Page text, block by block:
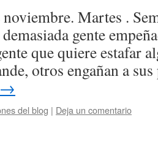
noviembre. Martes .
gente
que quiere estafar
otros engañan a
→
del blog | Deja un comentario